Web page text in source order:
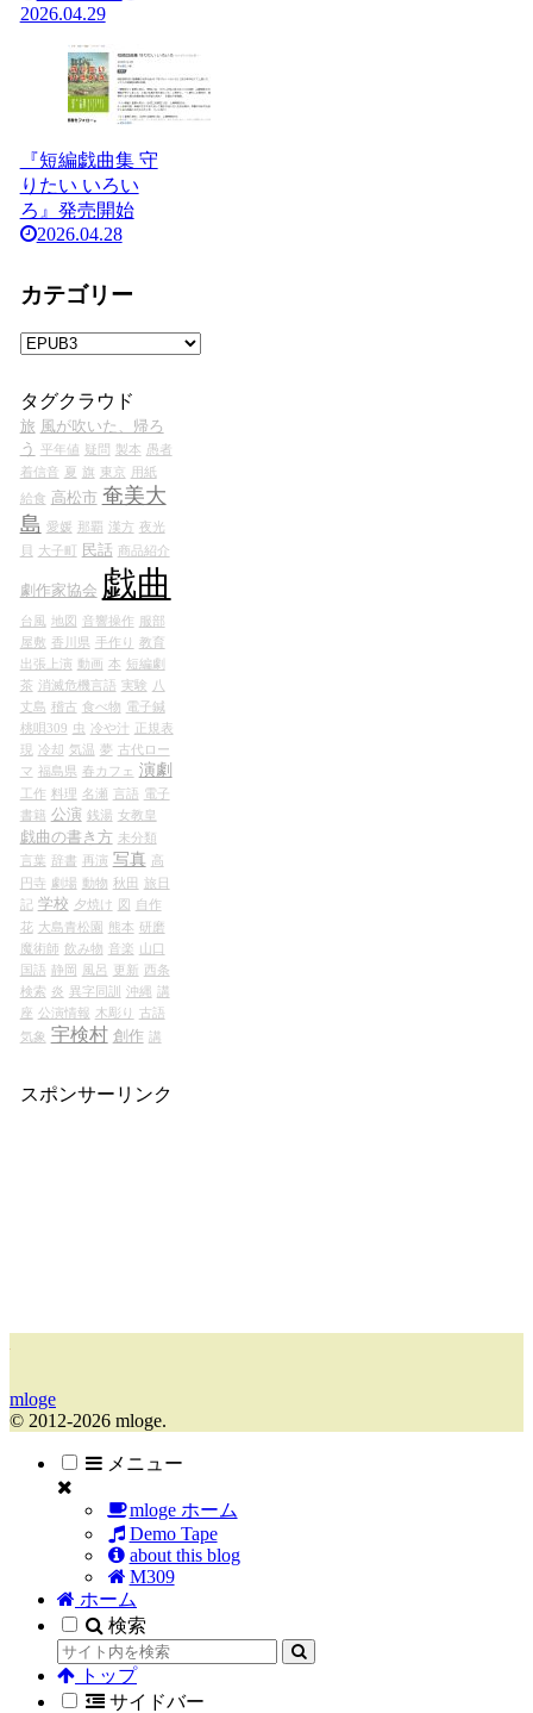
2026.04.29
『短編戯曲集 守
りたい いろい
ろ』発売開始
2026.04.28
カテゴリー
カ
ゴ
リ
ー
タグクラウド
旅 風が吹いた、帰ろ
う
平年値 疑問 製本 愚者
着信音
夏 旗 東京
用紙
給食 高松市 奄美大
島 愛媛 那覇 漢方 夜光
貝
大子町 民話 商品紹介
劇作家協会 戯曲
台風 地図 音響操作
服部
屋敷 香川県 手作り
教育
出張上演
動画 本 短編劇
茶 消滅危機言語 実験
八
丈島 稽古 食べ物 電子鍼
桃唄309 虫 冷や汁
正規表
現
冷却 気温 夢 古代ロー
マ 福島県 春カフェ 演劇
工作 料理 名瀬 言語 電子
書籍 公演 銭湯 女教皇
戯曲の書き方 未分類
言葉 辞書 再演 写真 高
円寺 劇場 動物 秋田
旅日
記 学校 夕焼け 図
自作
花 大島青松園 熊本 研磨
魔術師 飲み物 音楽 山口
国語 静岡 風呂 更新
西条
検索 炎 異字同訓 沖縄
講
座 公演情報 木彫り
古語
気象 宇検村 創作 講
スポンサーリンク
mloge
© 2012-2026 mloge.
メニュー
mloge ホーム
Demo Tape
about this blog
M309
ホーム
検索
トップ
サイドバー